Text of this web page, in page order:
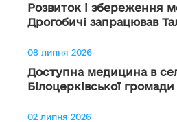
Розвиток і збереження
Дрогобичі запрацював
08 липня 2026
Доступна медицина в
Білоцерківської громади
02 липня 2026